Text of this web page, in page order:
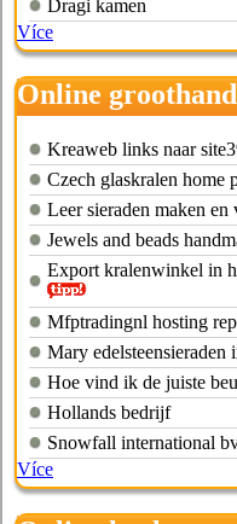
Dragi kamen
Více
Online
Kreaweb links naar
Czech glaskralen home
Leer sieraden maken en
Jewels and beads
Export kralenwinkel in
Mfptradingnl hosting
Mary edelsteensieraden
Hoe vind ik de juiste
Hollands bedrijf
Snowfall international
Více